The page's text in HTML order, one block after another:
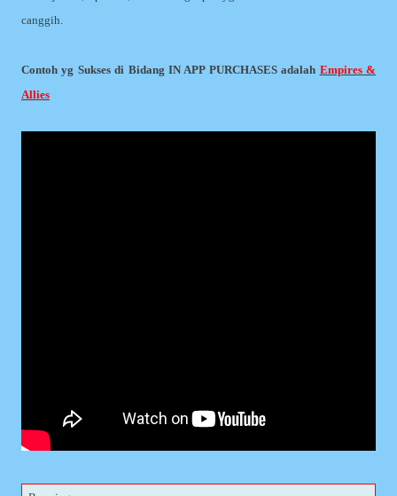
canggih.
Contoh yg Sukses di Bidang IN APP PURCHASES adalah Empires &
Allies